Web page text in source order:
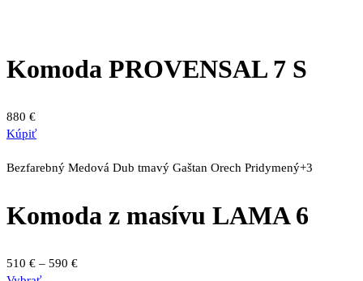
Komoda PROVENSAL 7 S
880 €
Kúpiť
Bezfarebný Medová Dub tmavý Gaštan Orech Pridymený+3
Komoda z masívu LAMA 6
510 € – 590 €Price